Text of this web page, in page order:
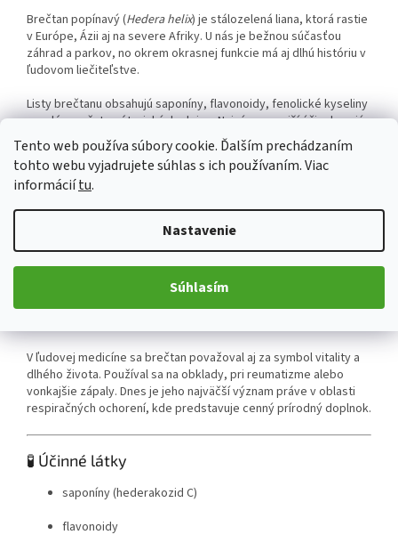
Tento web používa súbory cookie. Ďalším prechádzaním
tohto webu vyjadrujete súhlas s ich používaním. Viac
informáciítu.
Nastavenie
Súhlasím
Brečtan popínavý (Hedera helix) je stálozelená liana, ktorá rastie
v Európe, Ázii aj na severe Afriky. U nás je bežnou súčasťou
záhrad a parkov, no okrem okrasnej funkcie má aj dlhú históriu v
ľudovom liečiteľstve.
Listy brečtanu obsahujú saponíny, flavonoidy, fenolické kyseliny
a malé množstvo éterických olejov. Najvýznamnejší účinok majú
saponíny, ktoré podporujú sekréciu hlienov v dýchacích cestách
a zároveň uľahčujú ich vykašliavanie. Preto sa brečtan tradične
používa pri zápaloch priedušiek, dráždivom kašli a pri
chronických ochoreniach dýchacích ciest.
Okrem účinku na dýchací systém sa výťažky z brečtanového
listu využívajú aj v kozmetike, najmä v prípravkoch na spevnenie
pokožky a proti celulitíde. Vnútorné užívanie vo forme čajov sa
dávkovanie môže spôsobiť podráždenie žalúdka. Bezpečnejšou
formou sú štandardizované extrakty, sirupy alebo kvapky, ktoré
V ľudovej medicíne sa brečtan považoval aj za symbol vitality a
dlhého života. Používal sa na obklady, pri reumatizme alebo
vonkajšie zápaly. Dnes je jeho najväčší význam práve v oblasti
respiračných ochorení, kde predstavuje cenný prírodný doplnok.
🧪 Účinné látky
saponíny (hederakozid C)
flavonoidy